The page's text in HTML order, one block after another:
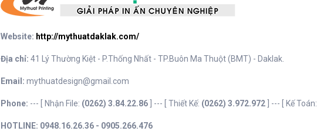
Website: http://mythuatdaklak.com/
Địa chỉ: 41 Lý Thường Kiệt - P.Thống Nhất - TP.Buôn Ma Thuột (BMT) - Daklak.
Email: mythuatdesign@gmail.com
Phone: --- [ Nhận File: (0262) 3.84.22.86 ] --- [ Thiết Kế: (0262) 3.972.972 ] --- [ Kế Toán:
HOTLINE: 0948.16.26.36 - 0905.266.476